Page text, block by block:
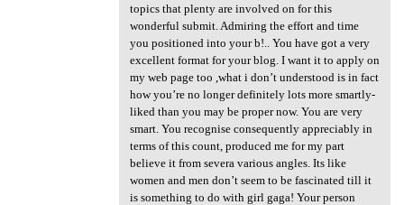
topics that plenty are involved on for this
wonderful submit. Admiring the effort and time
you positioned into your b!.. You have got a very
excellent format for your blog. I want it to apply on
my web page too ,what i don’t understood is in fact
how you’re no longer definitely lots more smartly-
liked than you may be proper now. You are very
smart. You recognise consequently appreciably in
terms of this count, produced me for my part
believe it from severa various angles. Its like
women and men don’t seem to be fascinated till it
is something to do with girl gaga! Your person